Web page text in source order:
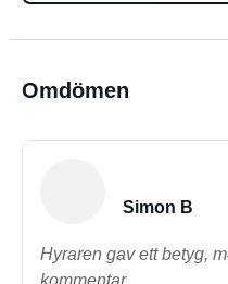
Omdömen
Simon B
Hyraren gav ett betyg,
kommentar.